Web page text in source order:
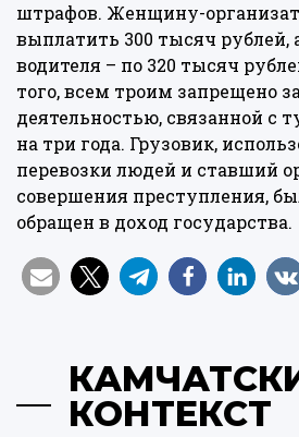
штрафов. Женщину-
выплатить 300 тысяч рублей,
водителя – по 320 тысяч
того, всем троим запрещено
деятельностью, связанной с
на три года. Грузовик,
перевозки людей и ставший
совершения преступления,
обращен в доход государства.
КОНТЕКСТ